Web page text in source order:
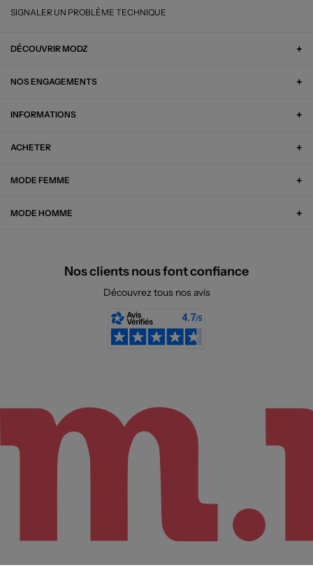
SIGNALER UN PROBLÈME TECHNIQUE
DÉCOUVRIR MODZ
NOS ENGAGEMENTS
INFORMATIONS
ACHETER
MODE FEMME
MODE HOMME
Nos clients nous font confiance
Découvrez tous nos avis